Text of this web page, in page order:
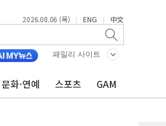
2026.08.06 (목) | ENG | 中文
패밀리 사이트
문화·연예 스포츠 GAM
상작 발표